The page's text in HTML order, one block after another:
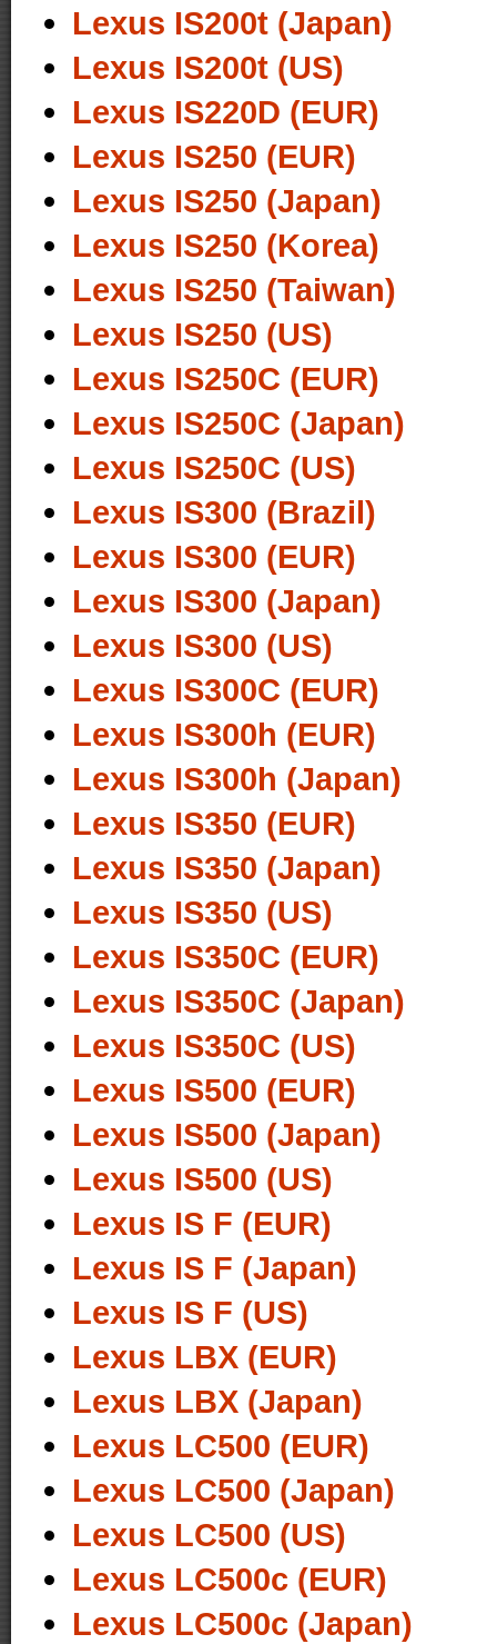
Lexus IS200t (Japan)
Lexus IS200t (US)
Lexus IS220D (EUR)
Lexus IS250 (EUR)
Lexus IS250 (Japan)
Lexus IS250 (Korea)
Lexus IS250 (Taiwan)
Lexus IS250 (US)
Lexus IS250C (EUR)
Lexus IS250C (Japan)
Lexus IS250C (US)
Lexus IS300 (Brazil)
Lexus IS300 (EUR)
Lexus IS300 (Japan)
Lexus IS300 (US)
Lexus IS300C (EUR)
Lexus IS300h (EUR)
Lexus IS300h (Japan)
Lexus IS350 (EUR)
Lexus IS350 (Japan)
Lexus IS350 (US)
Lexus IS350C (EUR)
Lexus IS350C (Japan)
Lexus IS350C (US)
Lexus IS500 (EUR)
Lexus IS500 (Japan)
Lexus IS500 (US)
Lexus IS F (EUR)
Lexus IS F (Japan)
Lexus IS F (US)
Lexus LBX (EUR)
Lexus LBX (Japan)
Lexus LC500 (EUR)
Lexus LC500 (Japan)
Lexus LC500 (US)
Lexus LC500c (EUR)
Lexus LC500c (Japan)